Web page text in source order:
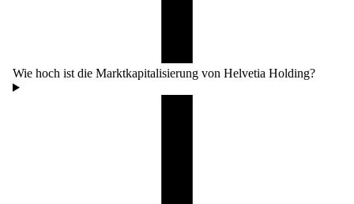
Wie hoch ist die Marktkapitalisierung von Helvetia Holding?